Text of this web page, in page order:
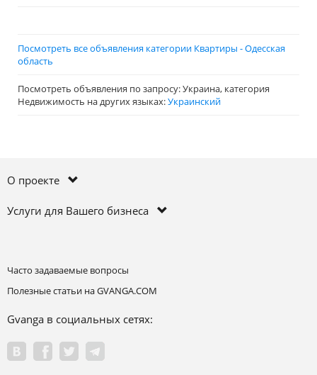
Посмотреть все объявления категории Квартиры - Одесская
область
Посмотреть объявления по запросу: Украина, категория
Недвижимость на других языках:Украинский
О проекте
Услуги для Вашего бизнеса
Часто задаваемые вопросы
Полезные статьи на GVANGA.COM
Gvanga в социальных сетях: